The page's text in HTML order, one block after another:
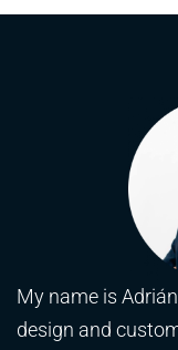
My name is
design and